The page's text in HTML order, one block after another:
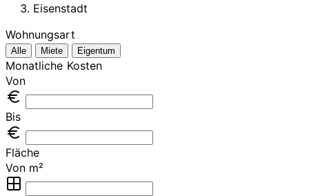
Eisenstadt
Wohnungsart
Alle Miete Eigentum
Monatliche Kosten
Von
Bis
Fläche
Von m²